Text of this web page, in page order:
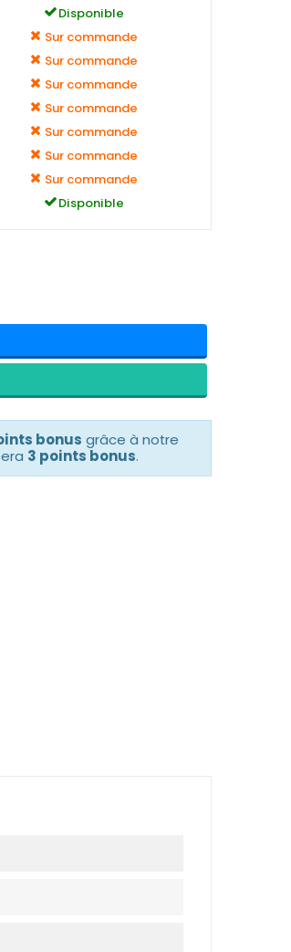
Disponible
Sur commande
Sur commande
Sur commande
Sur commande
Sur commande
Sur commande
Sur commande
Disponible
bonus grâce à notre
3 points bonus.